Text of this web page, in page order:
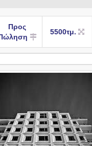
Προς
5500τμ.